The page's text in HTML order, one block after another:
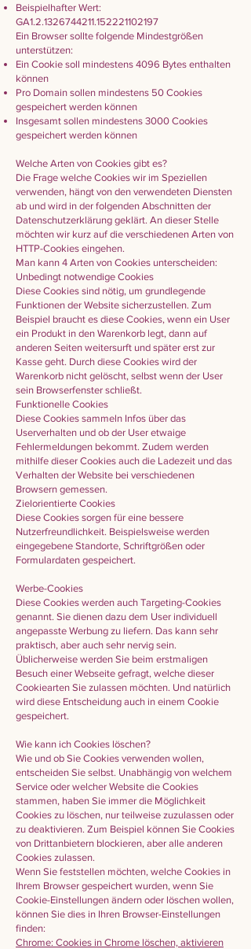
Beispielhafter Wert:
GA1.2.1326744211.152221102197
Ein Browser sollte folgende Mindestgrößen
unterstützen:
Ein Cookie soll mindestens 4096 Bytes enthalten
können
Pro Domain sollen mindestens 50 Cookies
gespeichert werden können
Insgesamt sollen mindestens 3000 Cookies
gespeichert werden können
Welche Arten von Cookies gibt es?
Die Frage welche Cookies wir im Speziellen
verwenden, hängt von den verwendeten Diensten
ab und wird in der folgenden Abschnitten der
Datenschutzerklärung geklärt. An dieser Stelle
möchten wir kurz auf die verschiedenen Arten von
HTTP-Cookies eingehen.
Man kann 4 Arten von Cookies unterscheiden:
Unbedingt notwendige Cookies
Diese Cookies sind nötig, um grundlegende
Funktionen der Website sicherzustellen. Zum
Beispiel braucht es diese Cookies, wenn ein User
ein Produkt in den Warenkorb legt, dann auf
anderen Seiten weitersurft und später erst zur
Kasse geht. Durch diese Cookies wird der
Warenkorb nicht gelöscht, selbst wenn der User
sein Browserfenster schließt.
Funktionelle Cookies
Diese Cookies sammeln Infos über das
Userverhalten und ob der User etwaige
Fehlermeldungen bekommt. Zudem werden
mithilfe dieser Cookies auch die Ladezeit und das
Verhalten der Website bei verschiedenen
Browsern gemessen.
Zielorientierte Cookies
Diese Cookies sorgen für eine bessere
Nutzerfreundlichkeit. Beispielsweise werden
eingegebene Standorte, Schriftgrößen oder
Formulardaten gespeichert.
Werbe-Cookies
Diese Cookies werden auch Targeting-Cookies
genannt. Sie dienen dazu dem User individuell
angepasste Werbung zu liefern. Das kann sehr
praktisch, aber auch sehr nervig sein.
Üblicherweise werden Sie beim erstmaligen
Besuch einer Webseite gefragt, welche dieser
Cookiearten Sie zulassen möchten. Und natürlich
wird diese Entscheidung auch in einem Cookie
gespeichert.
Wie kann ich Cookies löschen?
Wie und ob Sie Cookies verwenden wollen,
entscheiden Sie selbst. Unabhängig von welchem
Service oder welcher Website die Cookies
stammen, haben Sie immer die Möglichkeit
Cookies zu löschen, nur teilweise zuzulassen oder
zu deaktivieren. Zum Beispiel können Sie Cookies
von Drittanbietern blockieren, aber alle anderen
Cookies zulassen.
Wenn Sie feststellen möchten, welche Cookies in
Ihrem Browser gespeichert wurden, wenn Sie
Cookie-Einstellungen ändern oder löschen wollen,
können Sie dies in Ihren Browser-Einstellungen
finden:
Chrome: Cookies in Chrome löschen, aktivieren